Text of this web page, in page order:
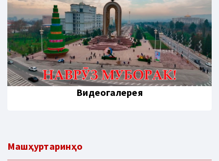
Видеогалерея
Машҳуртаринҳо